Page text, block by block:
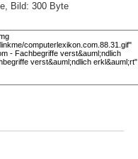
Bild: 300 Byte